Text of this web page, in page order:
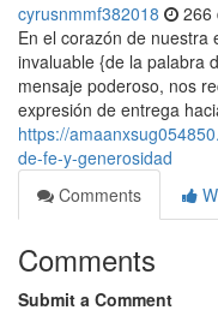
cyrusnmmf382018 266
En el corazón de nuestra
invaluable {de la palabra
mensaje poderoso, nos
expresión de entrega
https://
de-fe-y-generosidad
Comments
Comments
Submit a Comment